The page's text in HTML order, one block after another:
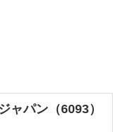
ャパン（6093）